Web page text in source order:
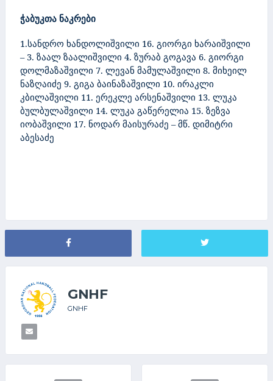
ჭაბუკთა ნაკრები
1.სანდრო ხანდოლიშვილი 16. გიორგი ხარაიშვილი
– 3. ზაალ ზაალიშვილი 4. ზურაბ გოგავა 6. გიორგი
დოლმაზაშვილი 7. ლევან მამულაშვილი 8. მიხეილ
ნაზღაიძე 9. გიგა ბაინაზაშვილი 10. ირაკლი
კბილაშვილი 11. ერეკლე არსენაშვილი 13. ლუკა
ბულბულაშვილი 14. ლუკა გაწერელია 15. ზეზვა
იობაშვილი 17. ნოდარ მაისურაძე – მწ. დიმიტრი
აბესაძე
GNHF
GNHF